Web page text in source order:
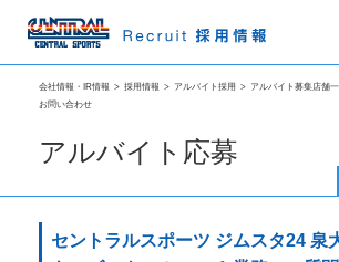
会社情報・IR情報 > 採用情報 > アルバイト採用 > アルバイト募集店舗
お問い合わせ
アルバイト応募
セントラルスポーツ ジムスタ24 泉